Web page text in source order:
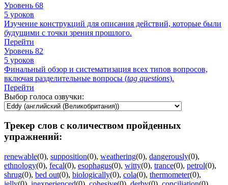
Уровень 68
5 уроков
Изучение конструкций для описания действий, которые были
будущими с точки зрения прошлого.
Перейти
Уровень 82
5 уроков
Финальный обзор и систематизация всех типов вопросов,
включая разделительные вопросы (tag questions).
Перейти
Выбор голоса озвучки:
Трекер слов с количеством пройденных
упражнений:
renewable(0), supposition(0), weathering(0), dangerously(0),
ethnology(0), fecal(0), esophagus(0), witty(0), trance(0), petrol(0),
shrug(0), bed out(0), biologically(0), cola(0), thermometer(0),